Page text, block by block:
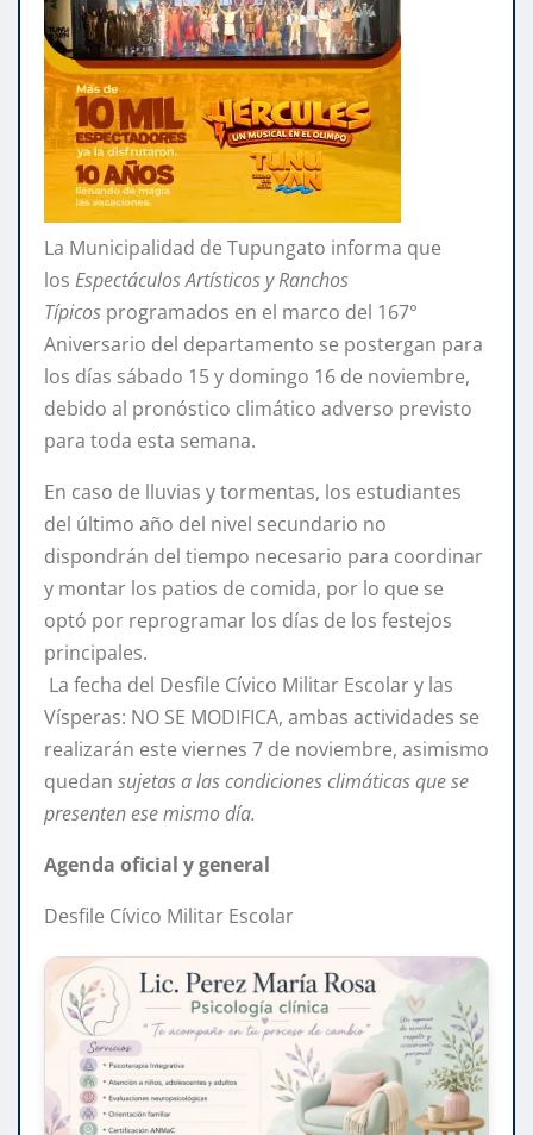
La Municipalidad de Tupungato informa que
los Espectáculos Artísticos y Ranchos
Típicos programados en el marco del 167°
Aniversario del departamento se postergan para
los días sábado 15 y domingo 16 de noviembre,
debido al pronóstico climático adverso previsto
para toda esta semana.
En caso de lluvias y tormentas, los estudiantes
del último año del nivel secundario no
dispondrán del tiempo necesario para coordinar
y montar los patios de comida, por lo que se
optó por reprogramar los días de los festejos
principales.
La fecha del Desfile Cívico Militar Escolar y las
Vísperas: NO SE MODIFICA, ambas actividades se
realizarán este viernes 7 de noviembre, asimismo
quedan sujetas a las condiciones climáticas que se
presenten ese mismo día.
Agenda oficial y general
Desfile Cívico Militar Escolar